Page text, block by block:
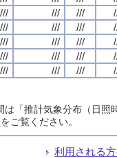
/// /// ///
/// /// ///
/// /// ///
/// /// ///
/// /// ///
「推計気象分布（日
をご覧ください。
利用される